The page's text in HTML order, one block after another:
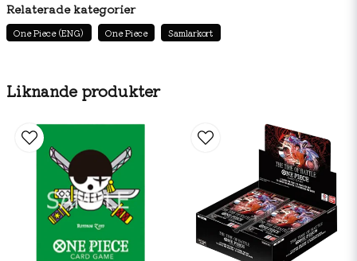
Liknande produkter
Relaterade kategorier
One Piece (ENG) One Piece Samlarkort